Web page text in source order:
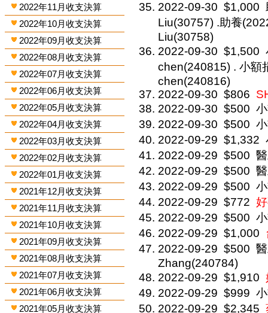
2022年11月收支決算
2022年10月收支決算
2022年09月收支決算
2022年08月收支決算
2022年07月收支決算
2022年06月收支決算
2022年05月收支決算
2022年04月收支決算
2022年03月收支決算
2022年02月收支決算
2022年01月收支決算
2021年12月收支決算
2021年11月收支決算
2021年10月收支決算
2021年09月收支決算
2021年08月收支決算
2021年07月收支決算
2021年06月收支決算
2021年05月收支決算
2022-09-30 $1,000
Liu(30757) .助養
Liu(30758)
2022-09-30 $1,500
chen(240815) . 小額
chen(240816)
2022-09-30 $806
2022-09-30 $500
2022-09-30 $500
2022-09-29 $1,332
2022-09-29 $500
2022-09-29 $500
2022-09-29 $500
2022-09-29 $772
2022-09-29 $500
2022-09-29 $1,000
2022-09-29 $500
Zhang(240784)
2022-09-29 $1,910
2022-09-29 $999
2022-09-29 $2,345